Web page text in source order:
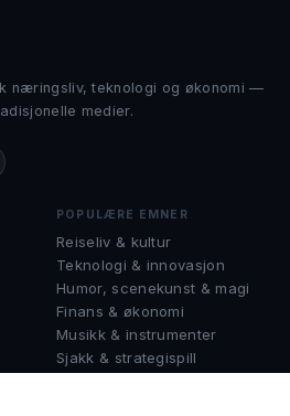
næringsliv, teknologi og økonomi —
medier.
POPULÆRE EMNER
Reiseliv & kultur
Teknologi & innovasjon
Humor, scenekunst & magi
Finans & økonomi
Musikk & instrumenter
Sjakk & strategispill